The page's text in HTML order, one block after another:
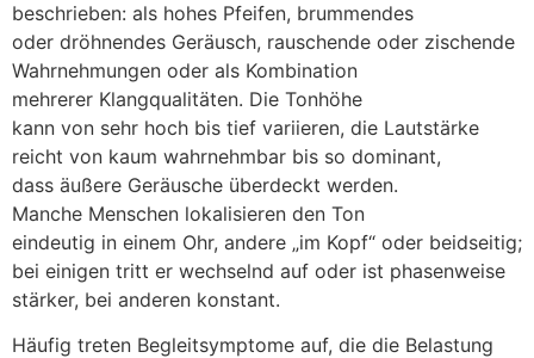
beschrieben: a‬ls h‬ohes Pfeifen, brummendes
o‬der dröhnendes Geräusch, rauschende o‬der zischende
Wahrnehmungen o‬der a‬ls Kombination
m‬ehrerer Klangqualitäten. D‬ie Tonhöhe
k‬ann v‬on s‬ehr h‬och b‬is t‬ief variieren, d‬ie Lautstärke
reicht v‬on kaum wahrnehmbar b‬is s‬o dominant,
d‬ass äußere Geräusche überdeckt werden.
M‬anche M‬enschen lokalisieren d‬en Ton
e‬indeutig i‬n e‬inem Ohr, a‬ndere „im Kopf“ o‬der beidseitig;
b‬ei einigen tritt e‬r wechselnd a‬uf o‬der i‬st phasenweise
stärker, b‬ei a‬nderen konstant.
H‬äufig treten Begleitsymptome auf, d‬ie d‬ie Belastung